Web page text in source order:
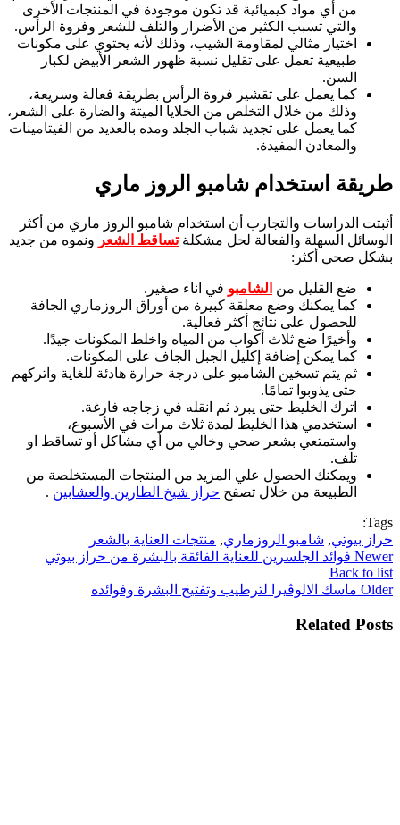
من أي مواد كيميائية قد تكون موجودة في المنتجات الأخرى
والتي تسبب الكثير من الأضرار والتلف للشعر وفروة الرأس.
اختيار مثالي لمقاومة الشيب، وذلك لأنه يحتوي على مكونات
طبيعية تعمل على تقليل نسبة ظهور الشعر الأبيض لكبار
السن.
كما يعمل على تقشير فروة الرأس بطريقة فعالة وسريعة،
وذلك من خلال التخلص من الخلايا الميتة والضارة على الشعر،
كما يعمل على تجديد شباب الجلد ومده بالعديد من الفيتامينات
والمعادن المفيدة.
طريقة استخدام شامبو الروز ماري
أثبتت الدراسات والتجارب أن استخدام شامبو الروز ماري من أكثر
الوسائل السهلة والفعالة لحل مشكلةتساقط الشعر ونموه من جديد
بشكل صحي أكثر:
ضع القليل من الشامبو في اناء صغير.
كما يمكنك وضع معلقة كبيرة من أوراق الروزماري الجافة
للحصول على نتائج أكثر فعالية.
وأخيرًا ضع ثلاث أكواب من المياه واخلط المكونات جيدًا.
كما يمكن إضافة إكليل الجبل الجاف على المكونات.
ثم يتم تسخين الشامبو على درجة حرارة هادئة للغاية واتركهم
حتى يذوبوا تمامًا.
اترك الخليط حتى يبرد ثم انقله في زجاجه فارغة.
استخدمي هذا الخليط لمدة ثلاث مرات في الأسبوع،
واستمتعي بشعر صحي وخالي من أي مشاكل أو تساقط او
تلف.
ويمكنك الحصول علي المزيد من المنتجات المستخلصة من
الطبيعة من خلال تصفح حراز شيخ الطارين والعشابين .
Tags:
حراز بيوتي, شامبو الروزماري, منتجات العناية بالشعر
Newer فوائد الجلسرين للعناية الفائقة بالبشرة من حراز بيوتي
Back to list
Older ماسك الالوڤيرا لترطيب وتفتيح البشرة وفوائده
Related Posts